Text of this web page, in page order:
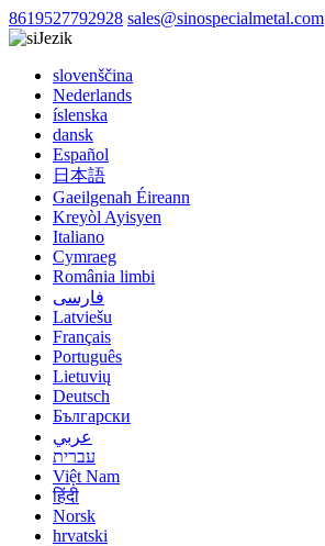
8619527792928 sales@sinospecialmetal.com
Jezik
slovenščina
Nederlands
íslenska
dansk
Español
日本語
Gaeilgenah Éireann
Kreyòl Ayisyen
Italiano
Cymraeg
România limbi
فارسی
Latviešu
Français
Português
Lietuvių
Deutsch
Български
عربي
עברית
Việt Nam
हिंदी
Norsk
hrvatski